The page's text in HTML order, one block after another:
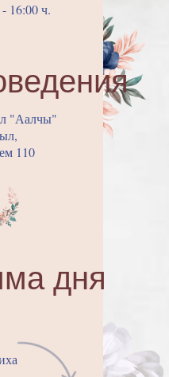
"Аалчы"
110
16:00 ч.
дня